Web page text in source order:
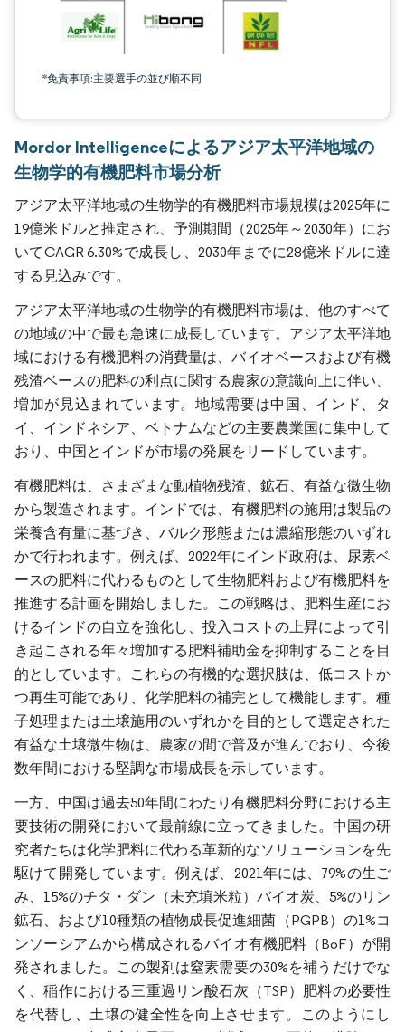
*免責事項:主要選手の並び順不同
Mordor Intelligenceによるアジア太平洋地域の
生物学的有機肥料市場分析
アジア太平洋地域の生物学的有機肥料市場規模は2025年に
19億米ドルと推定され、予測期間（2025年～2030年）にお
いてCAGR 6.30%で成長し、2030年までに28億米ドルに達
する見込みです。
アジア太平洋地域の生物学的有機肥料市場は、他のすべて
の地域の中で最も急速に成長しています。アジア太平洋地
域における有機肥料の消費量は、バイオベースおよび有機
残渣ベースの肥料の利点に関する農家の意識向上に伴い、
増加が見込まれています。地域需要は中国、インド、タ
イ、インドネシア、ベトナムなどの主要農業国に集中して
おり、中国とインドが市場の発展をリードしています。
有機肥料は、さまざまな動植物残渣、鉱石、有益な微生物
から製造されます。インドでは、有機肥料の施用は製品の
栄養含有量に基づき、バルク形態または濃縮形態のいずれ
かで行われます。例えば、2022年にインド政府は、尿素ベ
ースの肥料に代わるものとして生物肥料および有機肥料を
推進する計画を開始しました。この戦略は、肥料生産にお
けるインドの自立を強化し、投入コストの上昇によって引
き起こされる年々増加する肥料補助金を抑制することを目
的としています。これらの有機的な選択肢は、低コストか
つ再生可能であり、化学肥料の補完として機能します。種
子処理または土壌施用のいずれかを目的として選定された
有益な土壌微生物は、農家の間で普及が進んでおり、今後
数年間における堅調な市場成長を示しています。
一方、中国は過去50年間にわたり有機肥料分野における主
要技術の開発において最前線に立ってきました。中国の研
究者たちは化学肥料に代わる革新的なソリューションを先
駆けて開発しています。例えば、2021年には、79%の生ご
み、15%のチタ・ダン（未充填米粒）バイオ炭、5%のリン
鉱石、および10種類の植物成長促進細菌（PGPB）の1%コ
ンソーシアムから構成されるバイオ有機肥料（BoF）が開
発されました。この製剤は窒素需要の30%を補うだけでな
く、稲作における三重過リン酸石灰（TSP）肥料の必要性
を代替し、土壌の健全性を向上させます。このようにし